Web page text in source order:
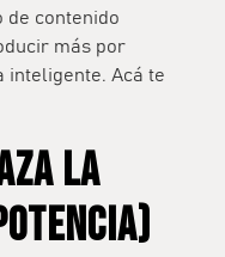
de contenido
más por
inteligente. Acá te
LA